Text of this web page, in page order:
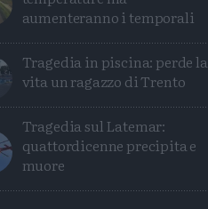
aumenteranno i temporali
Tragedia in piscina: perde la
vita un ragazzo di Trento
Tragedia sul Latemar:
quattordicenne precipita e
muore